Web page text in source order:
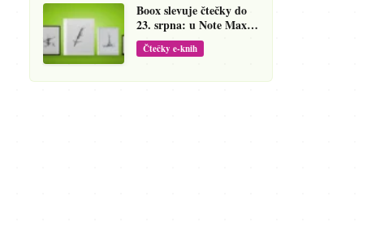
Boox slevuje čtečky do
23. srpna: u Note Maxu
jde cena dolů o 138 eur
Čtečky e-knih